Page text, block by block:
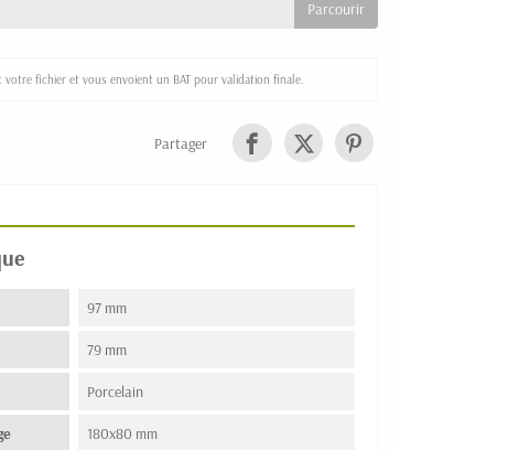
fichier et vous envoient un BAT pour validation finale.
Partager
97 mm
79 mm
Porcelain
180x80 mm